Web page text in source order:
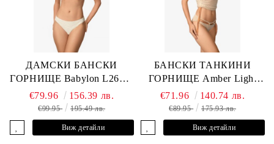
ДАМСКИ БАНСКИ
ГОРНИЩЕ Babylon L2613-
YP-682 MARC & ANDRE
€79.96 156.39 лв.
€99.95 195.49 лв.
Виж детайли
БАНСКИ ТАНКИНИ
ГОРНИЩЕ Amber Light
L2605-Y-803 MARC &
ANDRE
€71.96 140.74 лв.
€89.95 175.93 лв.
Виж детайли